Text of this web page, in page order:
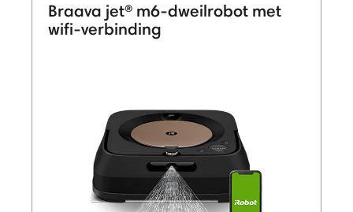
Braava jet® m6-dweilrobot met
wifi-verbinding